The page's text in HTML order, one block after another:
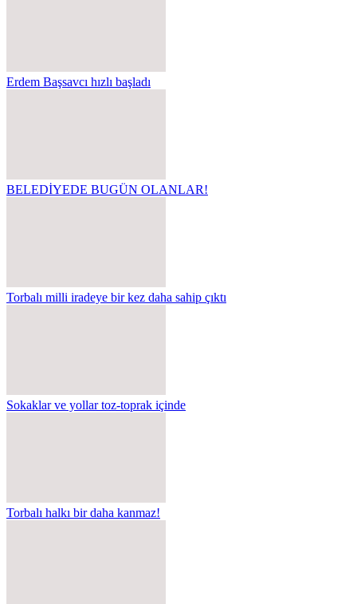
Erdem Başsavcı hızlı başladı
BELEDİYEDE BUGÜN OLANLAR!
Torbalı milli iradeye bir kez daha sahip çıktı
Sokaklar ve yollar toz-toprak içinde
Torbalı halkı bir daha kanmaz!